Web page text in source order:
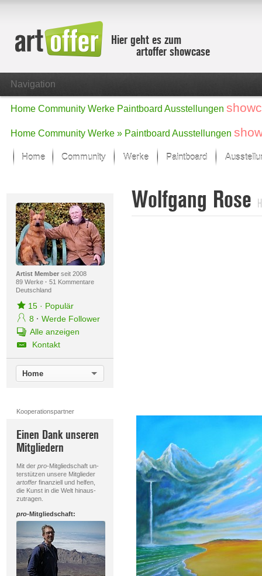
Hier geht es zum
artoffer showcase
Navigation
Home Community Werke Paintboard Ausstellungen
Home Community Werke » Paintboard Ausstellungen
Home Community Werke
Der letzte Monat im Fokus
Alle Fokus-Werke
Paintboard
Artist Memberseit 2008
89 Werke · 51 Kommentare
Deutschland
15· Populär
8 · Werde Follower
Alle anzeigen
Kontakt
Home
Kooperationspartner
Einen Dank unseren
Mitgliedern
Mit der pro-Mitgliedschaft un-
terstützen unsere Mitglieder
artofferfinanziell und helfen,
die Kunst in die Welt hinaus-
zutragen.
pro-Mitgliedschaft:
Wolfgang Rose